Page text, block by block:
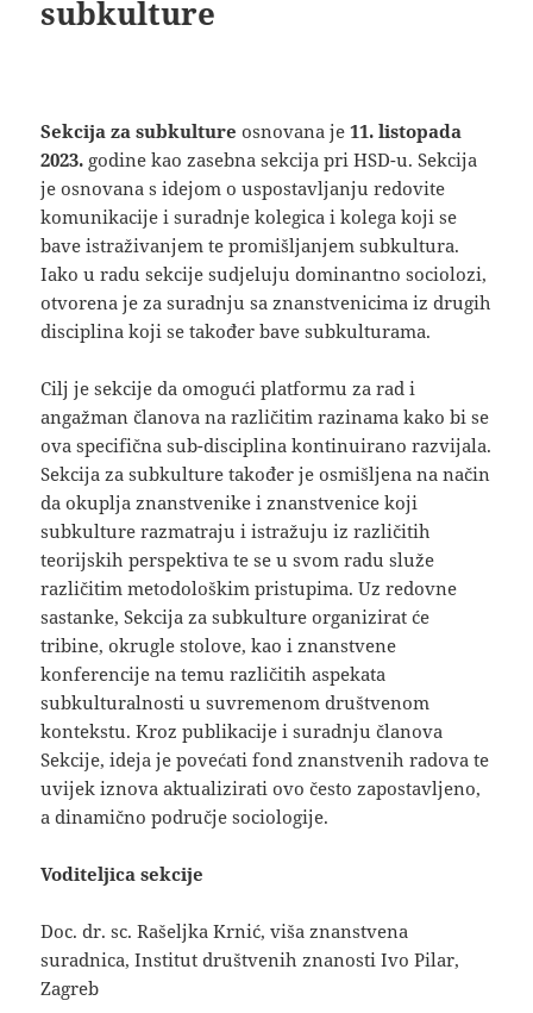
subkulture
Sekcija za subkulture osnovana je11. listopada
2023. godine kao zasebna sekcija pri HSD-u. Sekcija
je osnovana s idejom o uspostavljanju redovite
komunikacije i suradnje kolegica i kolega koji se
bave istraživanjem te promišljanjem subkultura.
Iako u radu sekcije sudjeluju dominantno sociolozi,
otvorena je za suradnju sa znanstvenicima iz drugih
disciplina koji se također bave subkulturama.
Cilj je sekcije da omogući platformu za rad i
angažman članova na različitim razinama kako bi se
ova specifična sub-disciplina kontinuirano razvijala.
Sekcija za subkulture također je osmišljena na način
da okuplja znanstvenike i znanstvenice koji
subkulture razmatraju i istražuju iz različitih
teorijskih perspektiva te se u svom radu služe
različitim metodološkim pristupima. Uz redovne
sastanke, Sekcija za subkulture organizirat će
tribine, okrugle stolove, kao i znanstvene
konferencije na temu različitih aspekata
subkulturalnosti u suvremenom društvenom
kontekstu. Kroz publikacije i suradnju članova
Sekcije, ideja je povećati fond znanstvenih radova te
uvijek iznova aktualizirati ovo često zapostavljeno,
a dinamično područje sociologije.
Voditeljica sekcije
Doc. dr. sc. Rašeljka Krnić, viša znanstvena
suradnica, Institut društvenih znanosti Ivo Pilar,
Zagreb